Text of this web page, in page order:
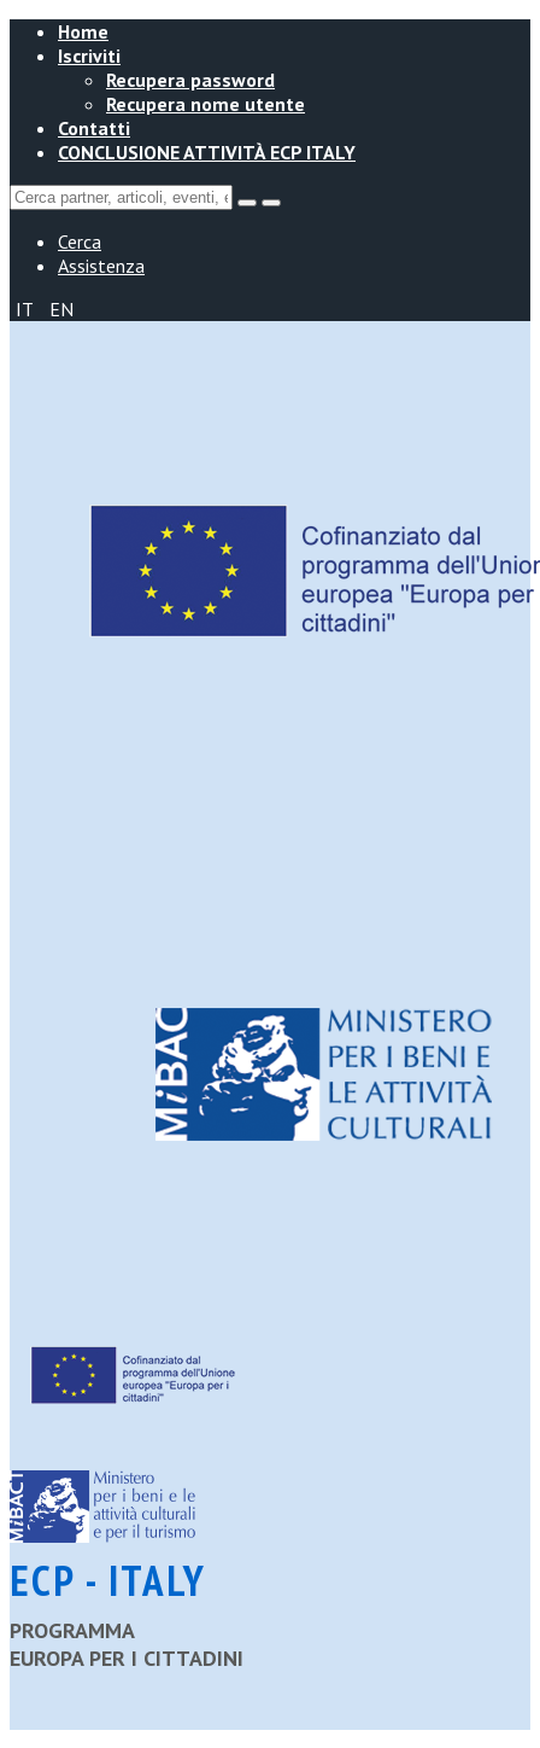
Home
Iscriviti
Recupera password
Recupera nome utente
Contatti
CONCLUSIONE ATTIVITÀ ECP ITALY
Cerca
Assistenza
IT
EN
ECP - ITALY
PROGRAMMA
EUROPA PER I CITTADINI